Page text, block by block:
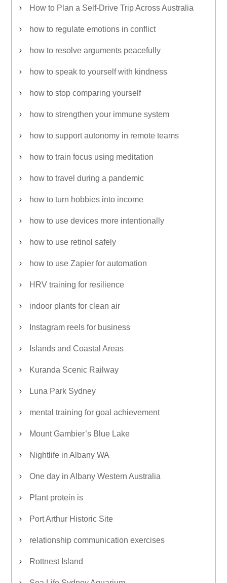
How to Plan a Self-Drive Trip Across Australia
how to regulate emotions in conflict
how to resolve arguments peacefully
how to speak to yourself with kindness
how to stop comparing yourself
how to strengthen your immune system
how to support autonomy in remote teams
how to train focus using meditation
how to travel during a pandemic
how to turn hobbies into income
how to use devices more intentionally
how to use retinol safely
how to use Zapier for automation
HRV training for resilience
indoor plants for clean air
Instagram reels for business
Islands and Coastal Areas
Kuranda Scenic Railway
Luna Park Sydney
mental training for goal achievement
Mount Gambier’s Blue Lake
Nightlife in Albany WA
One day in Albany Western Australia
Plant protein is
Port Arthur Historic Site
relationship communication exercises
Rottnest Island